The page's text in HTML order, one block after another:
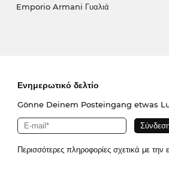
Emporio Armani Γυαλιά
Ενημερωτικό δελτίο
Gönne Deinem Posteingang etwas Luxus.
Περισσότερες πληροφορίες σχετικά με